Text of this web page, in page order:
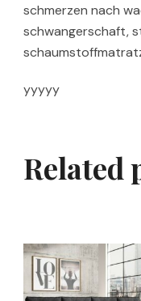
schmerzen nach
schwangerschaft,
yyyyy
Related